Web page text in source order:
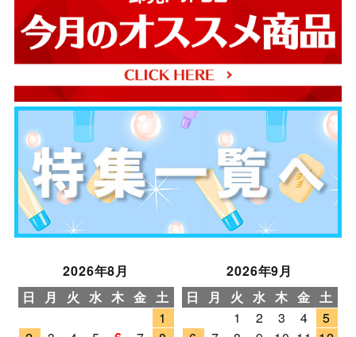
2026年8月
日
月 火 水 木 金 土
1
2026年9月
日
月 火 水 木 金 土
1
2 3 4
5